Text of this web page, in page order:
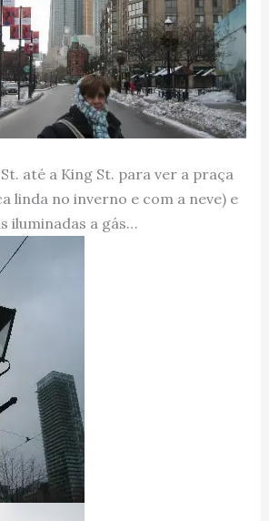
até a King St. para ver a praça
linda no inverno e com a neve) e
iluminadas a gás…